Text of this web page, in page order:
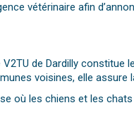
vétérinaire afin
V2TU de Dardilly
voisines, elle
où les chiens et les